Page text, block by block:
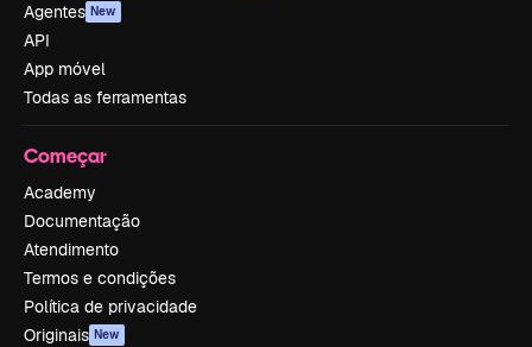
Agentes New
API
App móvel
Todas as ferramentas
Começar
Academy
Documentação
Atendimento
Termos e condições
Política de privacidade
Originais New